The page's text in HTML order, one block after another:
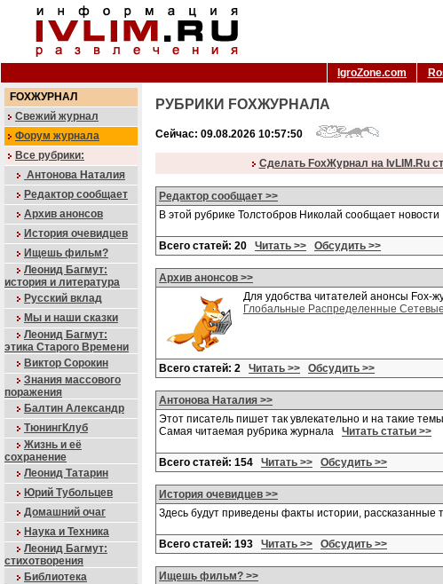
IgroZone.com
FOXЖУРНАЛ
Свежий журнал
Форум журнала
Все рубрики:
Антонова Наталия
Редактор сообщает
Архив анонсов
История очевидцев
Ищешь фильм?
Леонид Багмут:
история и литература
Русский вклад
Мы и наши сказки
Леонид Багмут:
этика Старого Времени
Виктор Сорокин
Знания массового
поражения
Балтин Александр
ТюнингКлуб
Жизнь и её
сохранение
Леонид Татарин
Юрий Тубольцев
Домашний очаг
Наука и Техника
Леонид Багмут:
стихотворения
Библиотека
РУБРИКИ FOXЖУРНАЛА
Сейчас: 09.08.2026 10:57:50
Сделать FoxЖурнал на IvLIM.Ru
Редактор сообщает >>
В этой рубрике Толстобров Николай сообщает новости
Всего статей: 20 Читать >> Обсудить >>
Архив анонсов >>
Для удобства читателей анонсы Fox-
Глобальные Распределенные
Всего статей: 2 Читать >> Обсудить >>
Антонова Наталия >>
Этот писатель пишет так увлекательно и на такие
Самая читаемая рубрика журнала Читать статьи >>
Всего статей: 154 Читать >> Обсудить >>
История очевидцев >>
Здесь будут приведены факты истории, рассказанные
Всего статей: 193 Читать >> Обсудить >>
Ищешь фильм? >>